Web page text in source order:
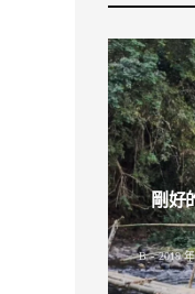
剛好
B 2019